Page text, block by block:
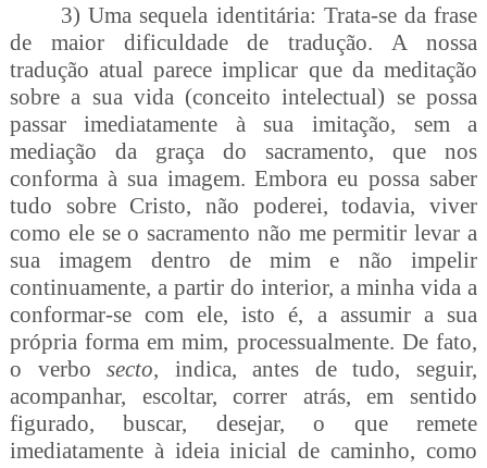
3) Uma sequela identitária: Trata-se da frase
de maior dificuldade de tradução. A nossa
tradução atual parece implicar que da meditação
sobre a sua vida (conceito intelectual) se possa
passar imediatamente à sua imitação, sem a
mediação da graça do sacramento, que nos
conforma à sua imagem. Embora eu possa saber
tudo sobre Cristo, não poderei, todavia, viver
como ele se o sacramento não me permitir levar a
sua imagem dentro de mim e não impelir
continuamente, a partir do interior, a minha vida a
conformar-se com ele, isto é, a assumir a sua
própria forma em mim, processualmente. De fato,
o verbosecto, indica, antes de tudo, seguir,
acompanhar, escoltar, correr atrás, em sentido
figurado, buscar, desejar, o que remete
imediatamente à ideia inicial de caminho, como